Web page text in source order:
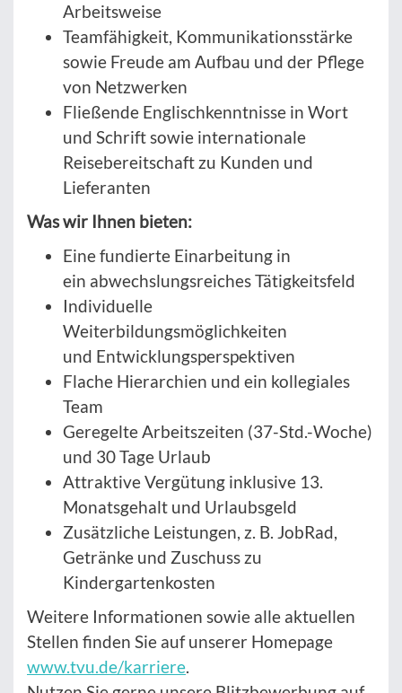
Arbeitsweise
Teamfähigkeit, Kommunikationsstärke
sowie Freude am Aufbau und der Pflege
von Netzwerken
Fließende Englischkenntnisse in Wort
und Schrift sowie internationale
Reisebereitschaft zu Kunden und
Lieferanten
Was wir Ihnen bieten:
Eine fundierte Einarbeitung in
ein abwechslungsreiches Tätigkeitsfeld
Individuelle
Weiterbildungsmöglichkeiten
und Entwicklungsperspektiven
Flache Hierarchien und ein kollegiales
Team
Geregelte Arbeitszeiten (37-Std.-Woche)
und 30 Tage Urlaub
Attraktive Vergütung inklusive 13.
Monatsgehalt und Urlaubsgeld
Zusätzliche Leistungen, z. B. JobRad,
Getränke und Zuschuss zu
Kindergartenkosten
Weitere Informationen sowie alle aktuellen
Stellen finden Sie auf unserer Homepage
www.tvu.de/karriere.